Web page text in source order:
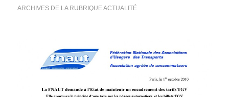
ARCHIVES DE LA RUBRIQUE ACTUALITÉ